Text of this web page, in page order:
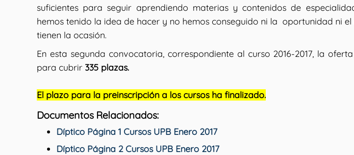
suficientes para seguir aprendiendo materias y contenidos de
hemos tenido la idea de hacer y no hemos conseguido ni la oportunidad ni
tienen la ocasión.
En esta segunda convocatoria, correspondiente al curso 2016-2017, la
para cubrir 335 plazas.
El plazo para la preinscripción a los cursos ha finalizado.
Documentos Relacionados:
Díptico Página 1 Cursos UPB Enero 2017
Díptico Página 2 Cursos UPB Enero 2017